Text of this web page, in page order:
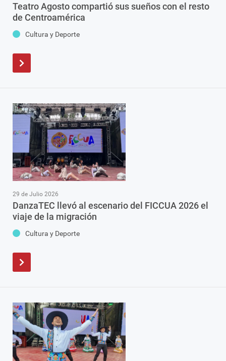
Teatro Agosto compartió sus sueños con el resto
de Centroamérica
Cultura y Deporte
29 de Julio 2026
DanzaTEC llevó al escenario del FICCUA 2026 el
viaje de la migración
Cultura y Deporte